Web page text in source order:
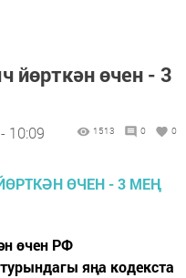
йөрткән өчен - 3
10:09 1513 0 0
өчен РФ
яңа кодекста